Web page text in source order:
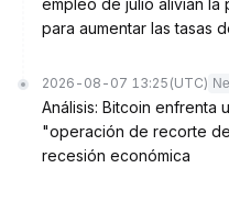
empleo de julio alivian la
para aumentar las tasas
2026-08-07 13:25 (UTC)
Análisis: Bitcoin enfrenta
"operación de recorte
recesión económica